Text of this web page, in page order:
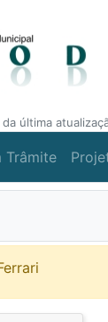
da última
Trâmite